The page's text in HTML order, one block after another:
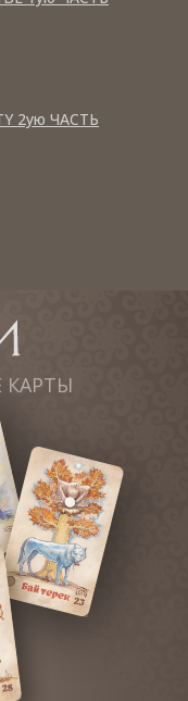
2ую ЧАСТЬ
КАРТЫ